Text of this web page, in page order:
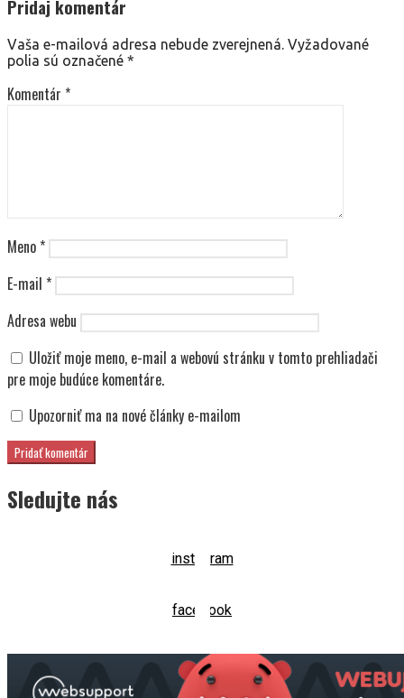
Pridaj komentár
Vaša e-mailová adresa nebude zverejnená. Vyžadované
polia sú označené *
Komentár *
Meno *
E-mail *
Adresa webu
Uložiť moje meno, e-mail a webovú stránku v tomto prehliadači
pre moje budúce komentáre.
Upozorniť ma na nové články e-mailom
Sledujte nás
instagram
facebook